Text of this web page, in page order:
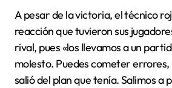
A pesar de la victoria, el técnico
reacción que tuvieron sus
rival, pues «los llevamos a un
molesto. Puedes cometer errores,
salió del plan que tenía. Salimos a